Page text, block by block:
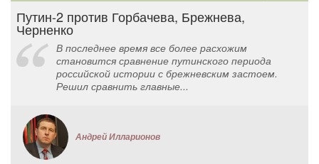
Путин-2 против Горбачева, Брежнева,
Черненко
В последнее время все более расхожим
становится сравнение путинского периода
российской истории с брежневским застоем.
Решил сравнить главные...
Андрей Илларионов